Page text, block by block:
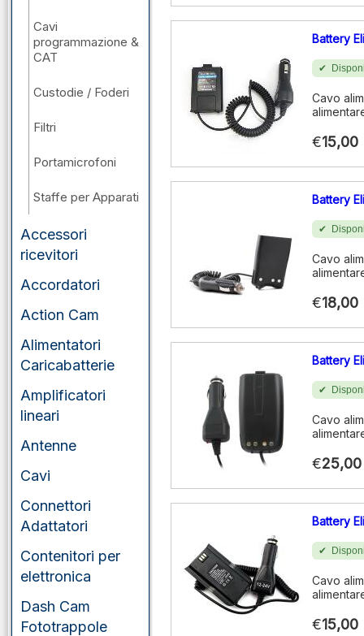
Cavi
programmazione &
CAT
Custodie / Foderi
Filtri
Portamicrofoni
Staffe per Apparati
Accessori
ricevitori
Accordatori
Action Cam
Alimentatori
Caricabatterie
Amplificatori
lineari
Antenne
Cavi
Connettori
Adattatori
Contenitori per
elettronica
Dash Cam
Fototrappole
Battery
Cavo
€15,00
Battery
Cavo
€18,00
Battery
Cavo
€25,00
Battery
Cavo
€15,00